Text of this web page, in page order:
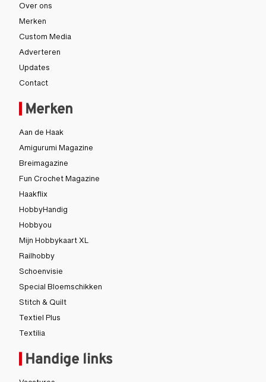
Merken
Aan de Haak
Amigurumi Magazine
Breimagazine
Fun Crochet Magazine
Haakflix
HobbyHandig
Hobbyou
Mijn Hobbykaart XL
Railhobby
Schoenvisie
Special Bloemschikken
Stitch & Quilt
Textiel Plus
Textilia
Over ons
Merken
Custom Media
Adverteren
Updates
Contact
Handige links